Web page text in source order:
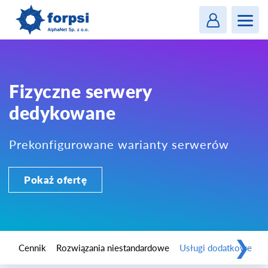
Fizyczne serwery
dedykowane
Prekonfigurowane warianty serwerów
Pokaż ofertę
Cennik Rozwiązania niestandardowe Usługi dodatkowe
❯
MENU
Login